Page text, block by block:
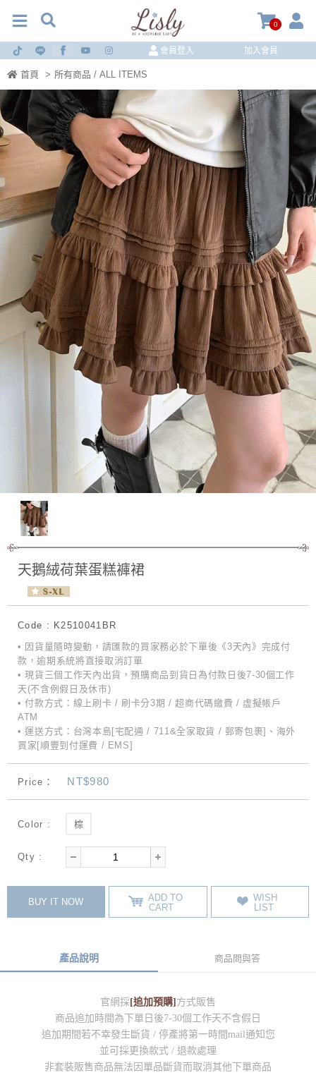
0
會員登入 加入會員
首頁 > 所有商品 / ALL ITEMS
天鵝絨荷葉蛋糕褲裙
Code : K2510041BR
• 因貨量隨時變動，請匯款的買家務必於下單後《3天內》完成付
款，逾期系統將直接取消訂單
• 現貨三個工作天內出貨，預購商品到貨日為付款日後7-30個工作
天(不含例假日及休市)
• 付款方式：線上刷卡 / 刷卡分3期 / 超商代碼繳費 / 虛擬帳戶
ATM
• 運送方式：台灣本島[宅配通 / 711&全家取貨 / 郵寄包裹]、海外
買家[順豐到付運費 / EMS]
Price： NT$980
Color : 棕
Qty :
BUY IT NOW
ADD TO
CART
WISH
LIST
產品說明 商品問與答
官網採 [追加預購] 方式販售
商品追加時間為下單日後7-30個工作天不含假日
追加期間若不幸發生斷貨 / 停產將第一時間mail通知您
並可採更換款式 / 退款處理
非套裝販售商品無法因單品斷貨而取消其他下單商品